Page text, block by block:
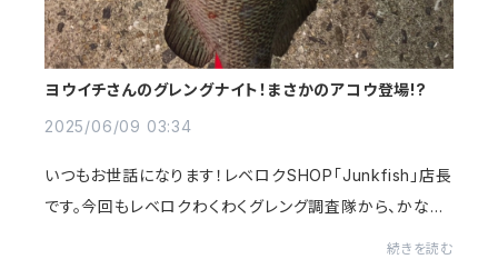
ヨウイチさんのグレングナイト！まさかのアコウ登場!?
2025/06/09 03:34
いつもお世話になります！レベロクSHOP「Junkfish」店長
です。今回もレベロクわくわくグレング調査隊から、かなり
続きを読む